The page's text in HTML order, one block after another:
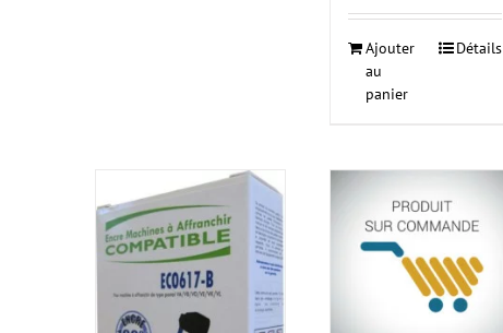
Ajouter
au
panier
Détails